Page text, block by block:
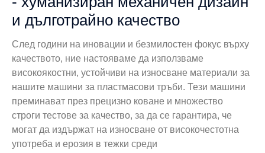
и дълготрайно качество
След години на иновации и безмилостен фокус върху
качеството, ние настояваме да използваме
високоякостни, устойчиви на износване материали за
нашите машини за пластмасови тръби. Тези машини
преминават през прецизно коване и множество
строги тестове за качество, за да се гарантира, че
могат да издържат на износване от високочестотна
употреба и ерозия в тежки среди